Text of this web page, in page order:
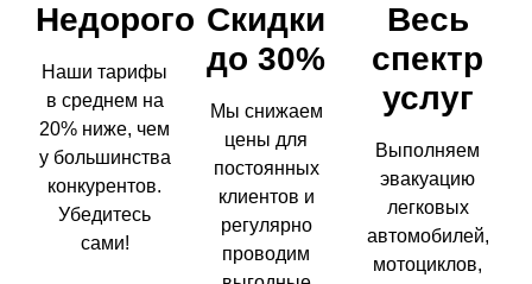
Недорого
Наши тарифы
в среднем на
20% ниже, чем
у большинства
конкурентов.
Убедитесь
сами!
Скидки
до 30%
Мы снижаем
цены для
постоянных
клиентов и
регулярно
проводим
Весь
спектр
услуг
Выполняем
эвакуацию
легковых
автомобилей,
мотоциклов,